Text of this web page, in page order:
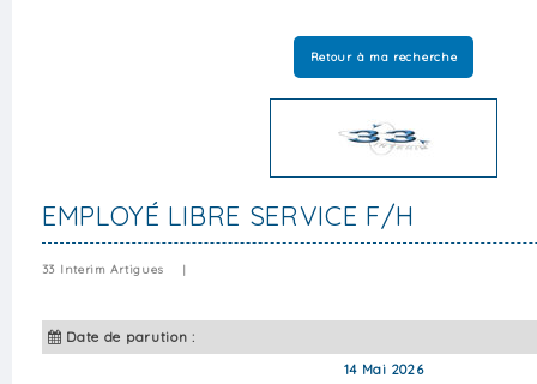
Retour à ma recherche
EMPLOYÉ LIBRE SERVICE F/H
33 Interim Artigues |
Date de parution :
14 Mai 2026